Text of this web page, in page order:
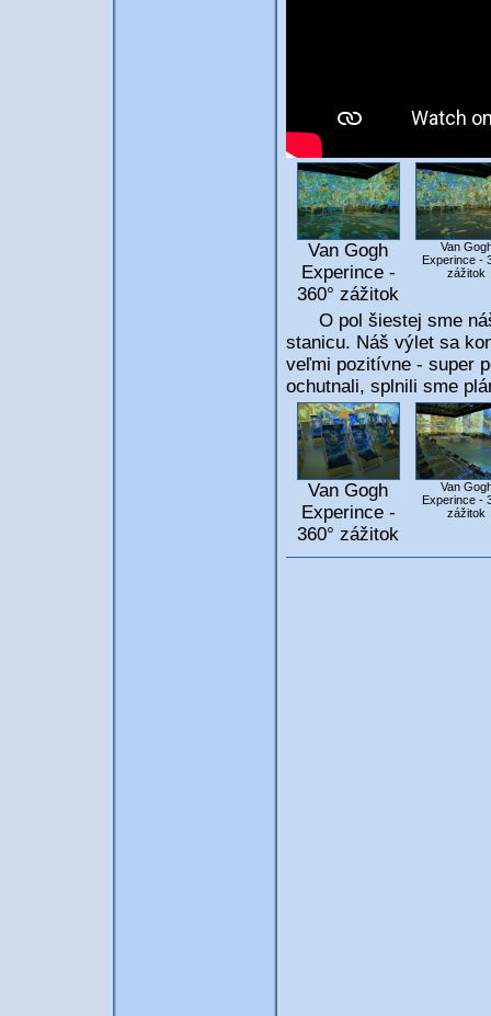
Van Gogh
Experince -
360° zážitok
Van
Experince -
zážitok
O pol šiestej sme náš
stanicu. Náš výlet sa
veľmi pozitívne - super
ochutnali, splnili sme
Van Gogh
Experince -
360° zážitok
Van
Experince -
zážitok